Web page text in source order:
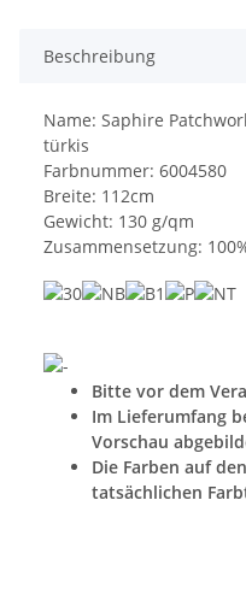
Beschreibung
Name: Saphire
türkis
Farbnummer: 6004580
Breite: 112cm
Gewicht: 130 g/qm
Zusammensetzung:
Bitte vor dem
Im Lieferumfang
Vorschau
Die Farben auf
tatsächlichen